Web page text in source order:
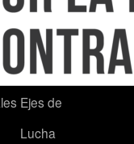
Ejes de
Lucha